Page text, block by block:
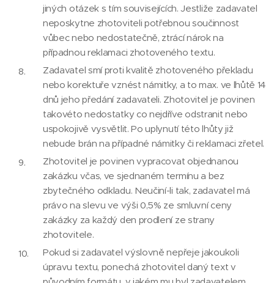
jiných otázek s tím souvisejících. Jestliže zadavatel
neposkytne zhotoviteli potřebnou součinnost
vůbec nebo nedostatečně, ztrácí nárok na
případnou reklamaci zhotoveného textu.
Zadavatel smí proti kvalitě zhotoveného překladu
nebo korektuře vznést námitky, a to max. ve lhůtě 14
dnů jeho předání zadavateli. Zhotovitel je povinen
takovéto nedostatky co nejdříve odstranit nebo
uspokojivě vysvětlit. Po uplynutí této lhůty již
nebude brán na případné námitky či reklamaci zřetel.
Zhotovitel je povinen vypracovat objednanou
zakázku včas, ve sjednaném termínu a bez
zbytečného odkladu. Neučiní-li tak, zadavatel má
právo na slevu ve výši 0,5% ze smluvní ceny
zakázky za každý den prodlení ze strany
zhotovitele.
Pokud si zadavatel výslovně nepřeje jakoukoli
úpravu textu, ponechá zhotovitel daný text v